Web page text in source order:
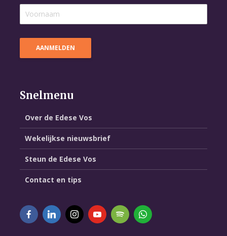
Snelmenu
Over de Edese Vos
Wekelijkse nieuwsbrief
Steun de Edese Vos
Contact en tips